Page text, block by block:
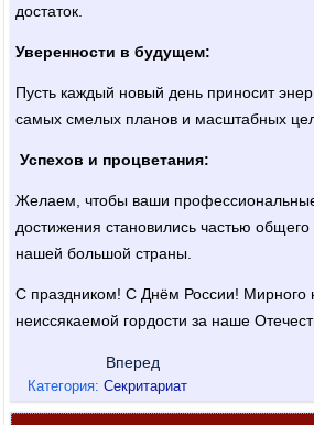
достаток.
Уверенности в будущем:
Пусть каждый новый день приносит
самых смелых планов и масштабных
Успехов и процветания:
Желаем, чтобы ваши
достижения становились частью общего
нашей большой страны.
С праздником! С Днём России! Мирного
неиссякаемой гордости за наше
Вперед
Категория:Секритариат